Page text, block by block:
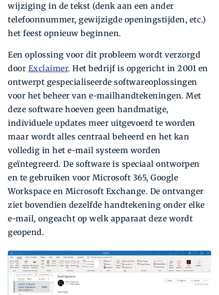
wijziging in de tekst (denk aan een ander
telefoonnummer, gewijzigde openingstijden, etc.)
het feest opnieuw beginnen.
Een oplossing voor dit probleem wordt verzorgd
door Exclaimer. Het bedrijf is opgericht in 2001 en
ontwerpt gespecialiseerde softwareoplossingen
voor het beheer van e-mailhandtekeningen. Met
deze software hoeven geen handmatige,
individuele updates meer uitgevoerd te worden
maar wordt alles centraal beheerd en het kan
volledig in het e-mail systeem worden
geïntegreerd. De software is speciaal ontworpen
en te gebruiken voor Microsoft 365, Google
Workspace en Microsoft Exchange. De ontvanger
ziet bovendien dezelfde handtekening onder elke
e-mail, ongeacht op welk apparaat deze wordt
geopend.